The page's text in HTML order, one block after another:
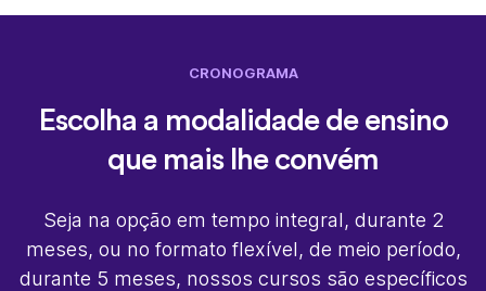
CRONOGRAMA
Escolha a modalidade de ensino
que mais lhe convém
Seja na opção em tempo integral, durante 2
meses, ou no formato flexível, de meio período,
durante 5 meses, nossos cursos são específicos